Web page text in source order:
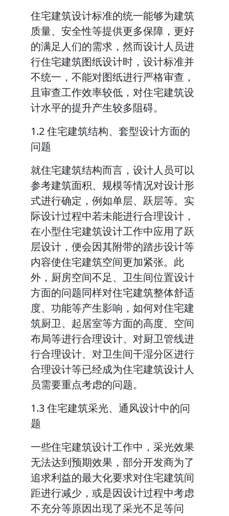
住宅建筑设计标准的统一能够为建筑
质量、安全性等提供更多保障，更好
的满足人们的需求，然而设计人员进
行住宅建筑图纸设计时，设计标准并
不统一，不能对图纸进行严格审查，
且审查工作效率较低，对住宅建筑设
计水平的提升产生较多阻碍。
1.2 住宅建筑结构、套型设计方面的
问题
就住宅建筑结构而言，设计人员可以
参考建筑面积、规模等情况对设计形
式进行确定，例如单层、跃层等。实
际设计过程中若未能进行合理设计，
在小型住宅建筑设计工作中应用了跃
层设计，便会因其附带的踏步设计等
内容使住宅建筑空间更加紧张。此
外，厨房空间不足、卫生间位置设计
方面的问题同样对住宅建筑整体舒适
度、功能等产生影响，如何对住宅建
筑厨卫、起居室等方面的高度、空间
布局等进行合理设计、对厨卫管线进
行合理设计、对卫生间干湿分区进行
合理设计等已经成为住宅建筑设计人
员需要重点考虑的问题。
1.3 住宅建筑采光、通风设计中的问
题
一些住宅建筑设计工作中，采光效果
无法达到预期效果，部分开发商为了
追求利益的最大化要求对住宅建筑间
距进行减少，或是因设计过程中考虑
不充分等原因出现了采光不足等问